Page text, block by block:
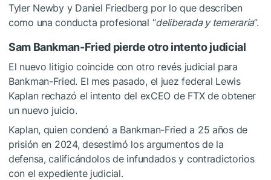
Tyler Newby y Daniel Friedberg por lo que describen
como una conducta profesional “deliberada y temeraria”.
Sam Bankman-Fried pierde otro intento judicial
El nuevo litigio coincide con otro revés judicial para
Bankman-Fried. El mes pasado, el juez federal Lewis
Kaplan rechazó el intento del exCEO de FTX de obtener
un nuevo juicio.
Kaplan, quien condenó a Bankman-Fried a 25 años de
prisión en 2024, desestimó los argumentos de la
defensa, calificándolos de infundados y contradictorios
con el expediente judicial.